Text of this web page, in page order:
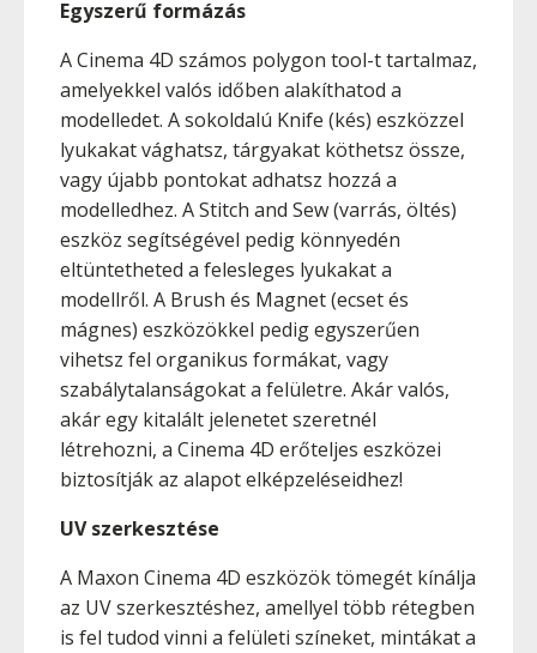
Egyszerű formázás
A Cinema 4D számos polygon tool-t tartalmaz,
amelyekkel valós időben alakíthatod a
modelledet. A sokoldalú Knife (kés) eszközzel
lyukakat vághatsz, tárgyakat köthetsz össze,
vagy újabb pontokat adhatsz hozzá a
modelledhez. A Stitch and Sew (varrás, öltés)
eszköz segítségével pedig könnyedén
eltüntetheted a felesleges lyukakat a
modellről. A Brush és Magnet (ecset és
mágnes) eszközökkel pedig egyszerűen
vihetsz fel organikus formákat, vagy
szabálytalanságokat a felületre. Akár valós,
akár egy kitalált jelenetet szeretnél
létrehozni, a Cinema 4D erőteljes eszközei
biztosítják az alapot elképzeléseidhez!
UV szerkesztése
A Maxon Cinema 4D eszközök tömegét kínálja
az UV szerkesztéshez, amellyel több rétegben
is fel tudod vinni a felületi színeket, mintákat a